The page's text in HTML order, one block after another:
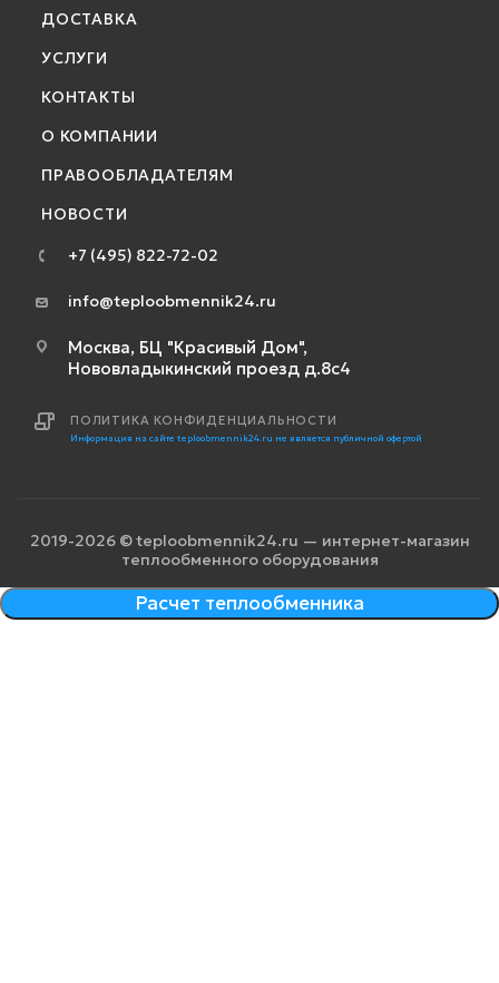
ДОСТАВКА
УСЛУГИ
КОНТАКТЫ
О КОМПАНИИ
ПРАВООБЛАДАТЕЛЯМ
НОВОСТИ
+7 (495) 822-72-02
info@teploobmennik24.ru
Москва, БЦ "Красивый Дом",
Нововладыкинский проезд д.8с4
ПОЛИТИКА КОНФИДЕНЦИАЛЬНОСТИ
Информация на сайте teploobmennik24.ru не является публичной офертой
2019-2026 © teploobmennik24.ru — интернет-магазин
теплообменного оборудования
Расчет теплообменника